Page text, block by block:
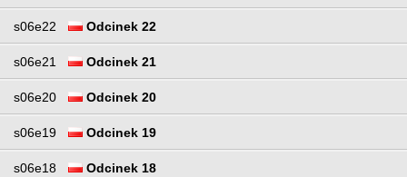
s06e22 Odcinek 22
s06e21 Odcinek 21
s06e20 Odcinek 20
s06e19 Odcinek 19
s06e18 Odcinek 18